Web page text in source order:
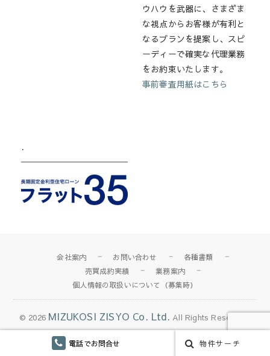
電話でお問合せ 物件サーチ
ウハウを武器に、さまざま
な視点からお客様が有利と
なるプランを提案し、スピ
ーディーで確実な代理業務
をお約束いたします。
事前審査用紙はこちら
.
会社案内 お問い合わせ
各種書類
売買成約実績
業務案内
個人情報の取扱いについて（募集時）
© 2026 MIZUKOSI ZISYO Co. Ltd. All Rights Reserved.